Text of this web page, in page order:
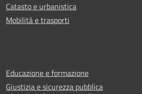
Catasto e urbanistica
Mobilità e trasporti
Educazione e formazione
Giustizia e sicurezza pubblica